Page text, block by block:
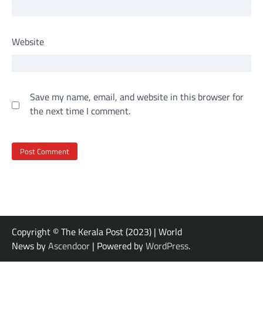
Website
Save my name, email, and website in this browser for
the next time I comment.
Copyright © The Kerala Post (2023) | World
News byAscendoor | Powered byWordPress.